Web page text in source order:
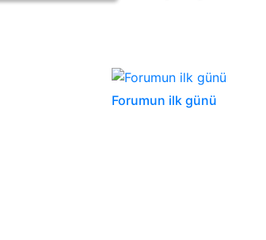
Forumun ilk günü